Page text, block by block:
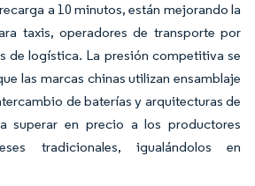
a 10 minutos, están mejorando la
taxis, operadores de transporte por
de logística. La presión competitiva se
las marcas chinas utilizan ensamblaje
de baterías y arquitecturas de
superar en precio a los productores
tradicionales, igualándolos en